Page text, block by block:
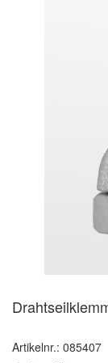
Artikelnr.: 085407